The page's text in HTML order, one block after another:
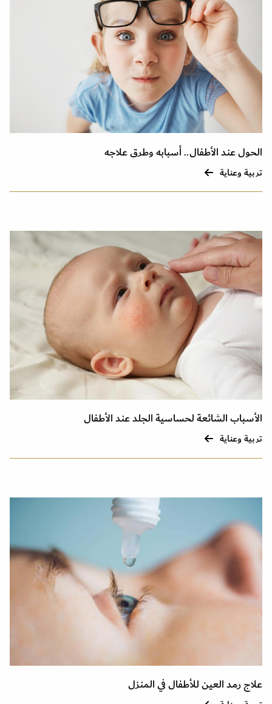
الحول عند الأطفال.. أسبابه وطرق علاجه
تربية وعناية
الأسباب الشائعة لحساسية الجلد عند الأطفال
تربية وعناية
علاج رمد العين للأطفال في المنزل